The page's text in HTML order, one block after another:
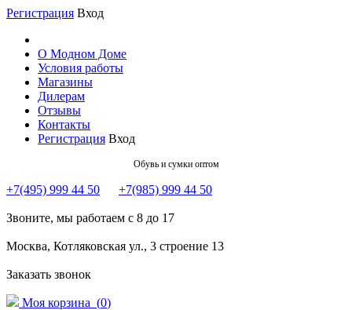
Регистрация Вход
О Модном Доме
Условия работы
Магазины
Дилерам
Отзывы
Контакты
Регистрация Вход
Обувь и сумки оптом
+7(495) 999 44 50 +7(985) 999 44 50
Звоните, мы работаем с 8 до 17
Москва, Котляковская ул., 3 строение 13
Заказать звонок
Моя корзина (0)